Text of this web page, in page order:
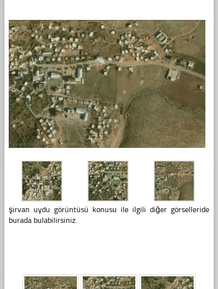
şirvan uydu görüntüsü konusu ile ilgili diğer görselleride
burada bulabilirsiniz.